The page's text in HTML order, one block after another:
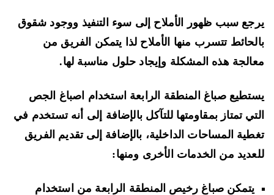
سبب ظهور الأملاح إلى سوء التنفيذ ووجود شقوق
تتسرب منها الأملاح لذا يتمكن الفريق من
هذه المشكلة وإيجاد حلول مناسبة لها.
صباغ المنطقة الرابعة استخدام اصباغ الجص
تمتاز بمقاومتها للتآكل بالإضافة إلى أنه تستخدم في
المساحات الداخلية، بالإضافة إلى تقديم الفريق
من الخدمات الأخرى ومنها:
يتمكن صباغ رخيص المنطقة الرابعة من استخدام